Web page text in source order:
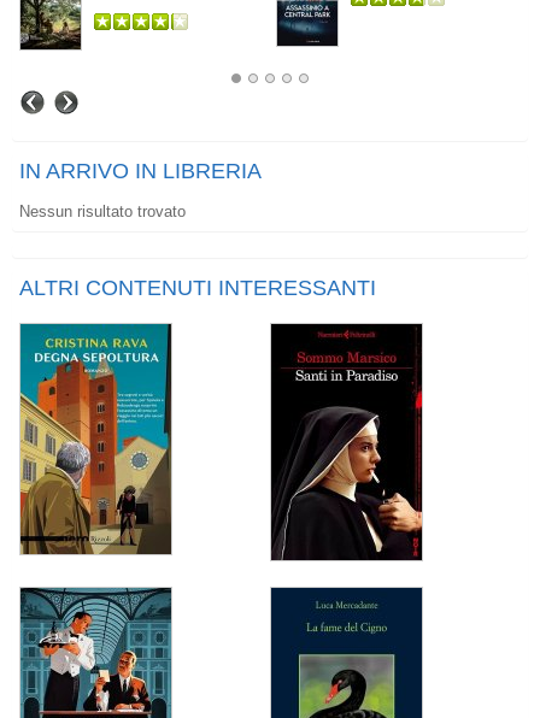
IN ARRIVO IN LIBRERIA
Nessun risultato trovato
ALTRI CONTENUTI INTERESSANTI